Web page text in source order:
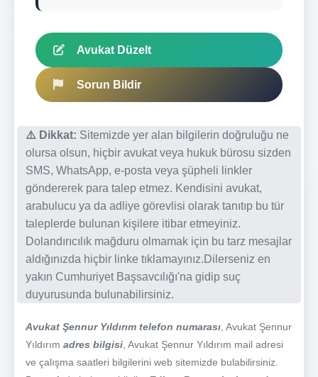
Avukat Düzelt
Sorun Bildir
⚠️ Dikkat: Sitemizde yer alan bilgilerin doğruluğu ne
olursa olsun, hiçbir avukat veya hukuk bürosu sizden
SMS, WhatsApp, e-posta veya şüpheli linkler
göndererek para talep etmez. Kendisini avukat,
arabulucu ya da adliye görevlisi olarak tanıtıp bu tür
taleplerde bulunan kişilere itibar etmeyiniz.
Dolandırıcılık mağduru olmamak için bu tarz mesajlar
aldığınızda hiçbir linke tıklamayınız.Dilerseniz en
yakın Cumhuriyet Başsavcılığı'na gidip suç
duyurusunda bulunabilirsiniz.
Avukat Şennur Yıldırım telefon numarası , Avukat Şennur
Yıldırım adres bilgisi , Avukat Şennur Yıldırım mail adresi
ve çalışma saatleri bilgilerini web sitemizde bulabilirsiniz.